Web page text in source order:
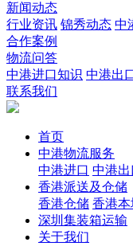
新闻动态
行业资讯 锦秀动态 中
合作案例
物流问答
中港进口知识 中港出
联系我们
首页
中港物流服务
中港进口 中港出
香港派送及仓储
香港仓储 香港
深圳集装箱运输
关于我们